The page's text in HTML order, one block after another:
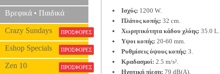
Βρεφικά • Παιδικά
Crazy Sundays ΠΡΟΣΦΟΡΕΣ
Eshop Specials ΠΡΟΣΦΟΡΕΣ
Zen 10 ΠΡΟΣΦΟΡΕΣ
Ισχύς: 1200 W.
Πλάτος κοπής: 32 cm.
Χωρητικότητα κάδου χλόης: 35.0 L.
Υψοι κοπής: 20-60 mm.
Ρυθμίσεις ύψους κοπής: 3.
Κραδασμοί: 2.5 m/s².
Ηχητική πίεση: 79 dB(A).